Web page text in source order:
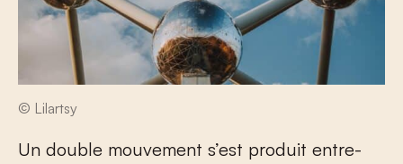
© Lilartsy
Un double mouvement s’est produit entre-